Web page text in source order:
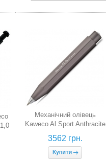
Механічний олівець
Kaweco Al Sport Anthracite
(алюміній, антрацитовий,
0,7 мм)
3562 грн.